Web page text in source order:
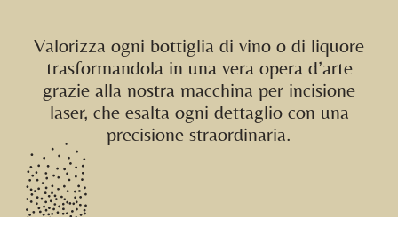
Valorizza ogni bottiglia di vino o di liquore
trasformandola in una vera opera d’arte
grazie alla nostra macchina per incisione
laser, che esalta ogni dettaglio con una
precisione straordinaria.